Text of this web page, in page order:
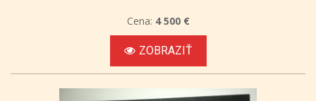
Cena: 4 500 €
ZOBRAZIŤ